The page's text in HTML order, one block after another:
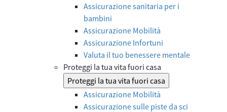
Assicurazione sanitaria per i
bambini
Assicurazione Mobilità
Assicurazione Infortuni
Valuta il tuo benessere mentale
Proteggi la tua vita fuori casa
Proteggi la tua vita fuori casa
Assicurazione Mobilità
Assicurazione sulle piste da sci